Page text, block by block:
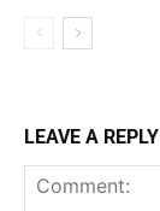
LEAVE A REPLY